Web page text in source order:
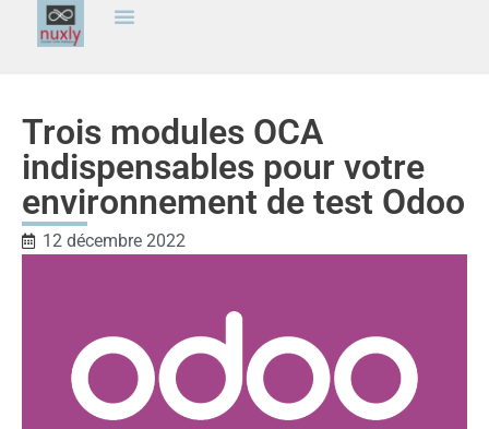
Trois modules OCA
indispensables pour votre
environnement de test Odoo
12 décembre 2022